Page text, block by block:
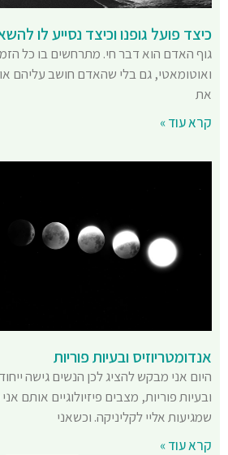
כיצד פועל גופנו וכיצד נסייע לו
גוף האדם הוא דבר חי. מתרחשים בו כל
ואוטומאטי, גם בלי שהאדם חושב עליהם
את
קרא עוד »
אנדומטריוזיס ובעיות פוריות
היום אני מבקש להציג לכן הנשים גישה
ובעיות פוריות, מצבים פיזיולוגיים אותם
שמגיעות אליי לקליניקה. וכשאני
קרא עוד »